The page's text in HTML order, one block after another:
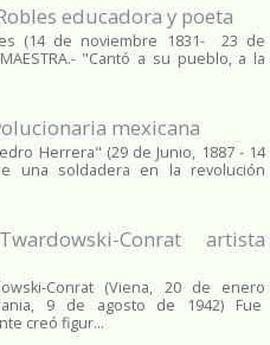
educadora y poeta
(14 de noviembre 1831- 23 de
"Cantó a su pueblo, a la
mexicana
Herrera" (29 de Junio, 1887 - 14
una soldadera en la revolución
Conrat artista
Conrat (Viena, 20 de enero
9 de agosto de 1942) Fue
creó figur...